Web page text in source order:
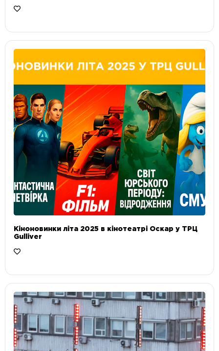
Кіноновинки літа 2025 в кінотеатрі Оскар у ТРЦ
Gulliver